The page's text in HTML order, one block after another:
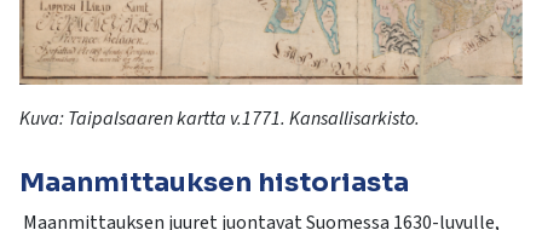
Kuva:Taipalsaaren kartta v.1771. Kansallisarkisto.
Maanmittauksen historiasta
Maanmittauksen juuret juontavat Suomessa 1630-luvulle,